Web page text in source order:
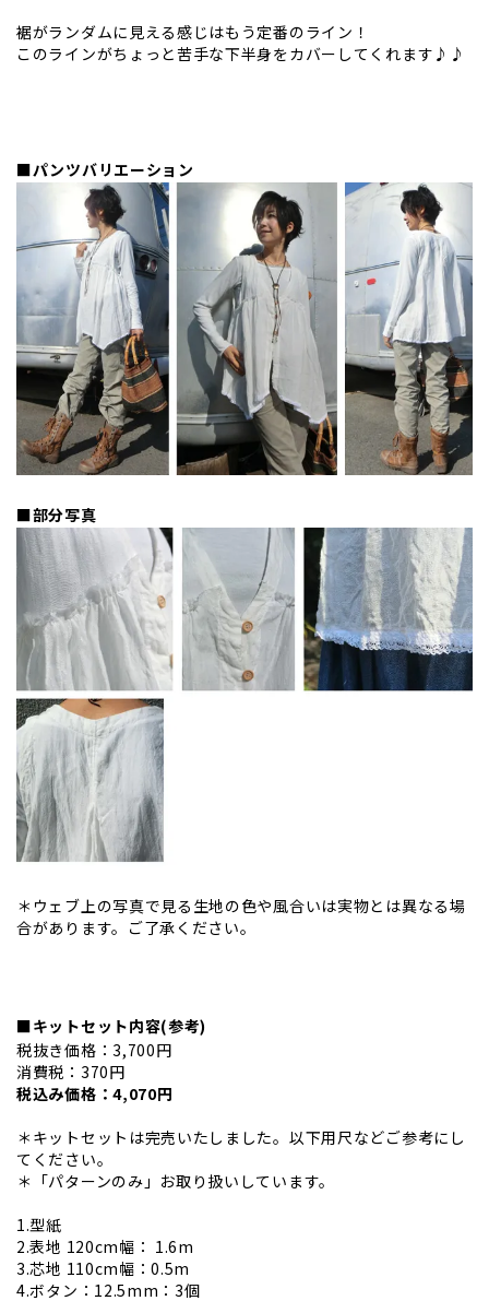
裾がランダムに見える感じはもう定番のライン！
このラインがちょっと苦手な下半身をカバーしてくれます♪♪
■パンツバリエーション
■部分写真
＊ウェブ上の写真で見る生地の色や風合いは実物とは異なる場
合があります。ご了承ください。
■キットセット内容(参考)
税抜き価格：3,700円
消費税：370円
税込み価格：4,070円
＊キットセットは完売いたしました。以下用尺などご参考にし
てください。
＊「パターンのみ」お取り扱いしています。
1.型紙
2.表地 120cm幅： 1.6m
3.芯地 110cm幅：0.5m
4.ボタン：12.5mm：3個